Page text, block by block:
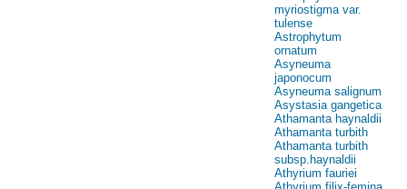
myriostigma var.
tulense
Astrophytum
ornatum
Asyneuma
japonocum
Asyneuma salignum
Asystasia gangetica
Athamanta haynaldii
Athamanta turbith
Athamanta turbith
subsp.haynaldii
Athyrium fauriei